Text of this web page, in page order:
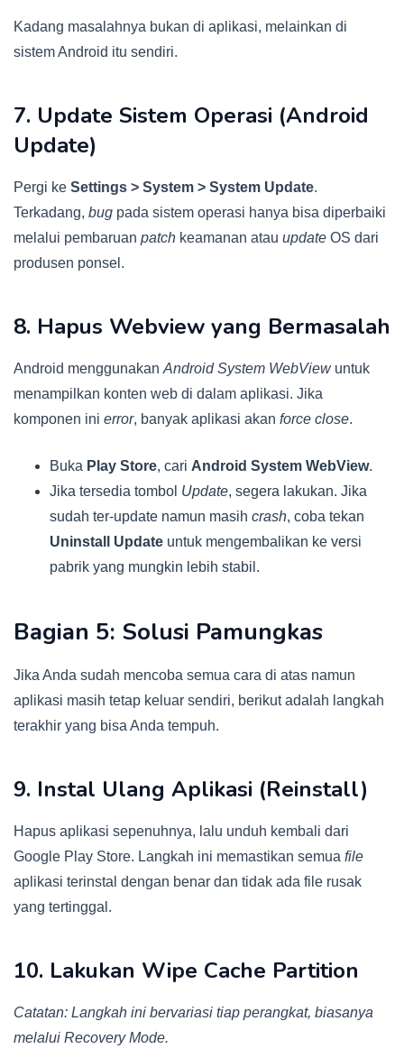
Kadang masalahnya bukan di aplikasi, melainkan di
sistem Android itu sendiri.
7. Update Sistem Operasi (Android
Update)
Pergi ke Settings > System > System Update.
Terkadang, bug pada sistem operasi hanya bisa diperbaiki
melalui pembaruan patch keamanan atau update OS dari
produsen ponsel.
8. Hapus Webview yang Bermasalah
Android menggunakan Android System WebViewuntuk
menampilkan konten web di dalam aplikasi. Jika
komponen ini error, banyak aplikasi akan force close.
Buka Play Store, cari Android System WebView.
Jika tersedia tombol Update, segera lakukan. Jika
sudah ter-update namun masih crash, coba tekan
Uninstall Update untuk mengembalikan ke versi
pabrik yang mungkin lebih stabil.
Bagian 5: Solusi Pamungkas
Jika Anda sudah mencoba semua cara di atas namun
aplikasi masih tetap keluar sendiri, berikut adalah langkah
terakhir yang bisa Anda tempuh.
9. Instal Ulang Aplikasi (Reinstall)
Hapus aplikasi sepenuhnya, lalu unduh kembali dari
Google Play Store. Langkah ini memastikan semua file
aplikasi terinstal dengan benar dan tidak ada file rusak
yang tertinggal.
10. Lakukan Wipe Cache Partition
Catatan: Langkah ini bervariasi tiap perangkat, biasanya
melalui Recovery Mode.